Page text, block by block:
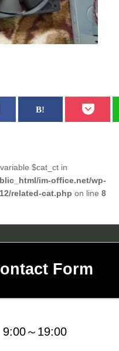
$cat_ct in
im-office.net/wp-
related-cat.php on line8
Form
9:00～19:00